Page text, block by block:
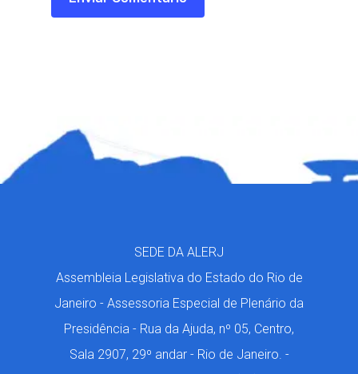
SEDE DA ALERJ
Assembleia Legislativa do Estado do Rio de
Janeiro - Assessoria Especial de Plenário da
Presidência - Rua da Ajuda, nº 05, Centro,
Sala 2907, 29º andar - Rio de Janeiro. -